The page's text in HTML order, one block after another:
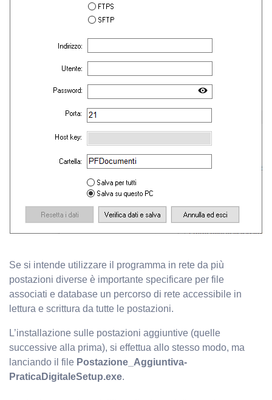
Se si intende utilizzare il programma in rete da più
postazioni diverse è importante specificare per file
associati e database un percorso di rete accessibile in
lettura e scrittura da tutte le postazioni.
L’installazione sulle postazioni aggiuntive (quelle
successive alla prima), si effettua allo stesso modo, ma
lanciando il file Postazione_Aggiuntiva-
PraticaDigitaleSetup.exe.